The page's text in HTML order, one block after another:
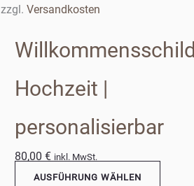
zzgl.Versandkosten
Willkommensschild
Hochzeit |
personalisierbar
80,00 € inkl. MwSt.
AUSFÜHRUNG WÄHLEN